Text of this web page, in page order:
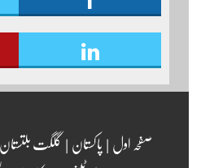
صفحہ اول|پاکستان|گلگت بلتستان